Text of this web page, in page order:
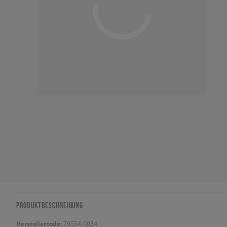
PRODUKTBESCHREIBUNG
Herstellercode: 79554-0034